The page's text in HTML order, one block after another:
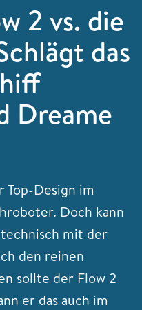
2 vs. die
das
Dreame
Design im
Doch kann
mit der
den reinen
sollte der Flow 2
er das auch im